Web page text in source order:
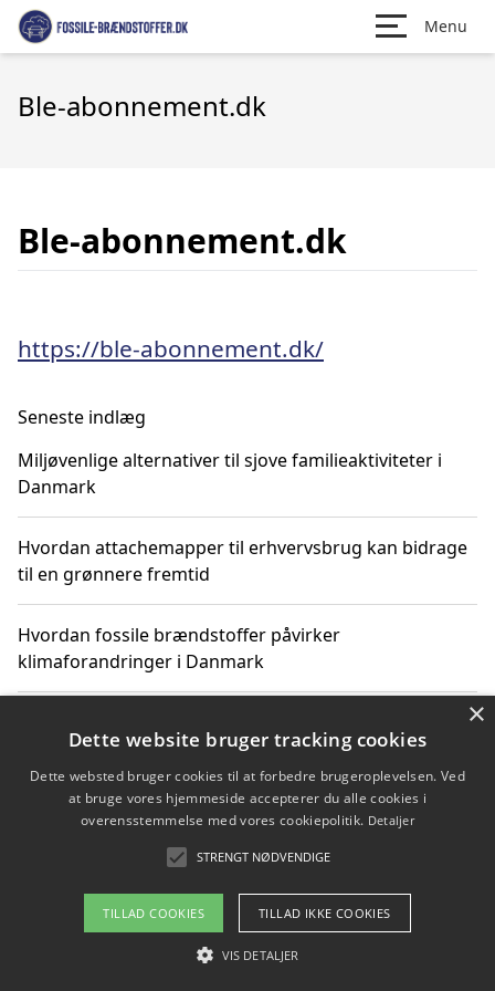
Menu
Ble-abonnement.dk
Ble-abonnement.dk
https://ble-abonnement.dk/
Seneste indlæg
Miljøvenlige alternativer til sjove familieaktiviteter i
Danmark
Hvordan attachemapper til erhvervsbrug kan bidrage
til en grønnere fremtid
Hvordan fossile brændstoffer påvirker
klimaforandringer i Danmark
klimaændringer
Hvordan citater om fossile brændstoffer kan ændre
Copyright 2026 - Pilanto Aps
Om / kontakt
×
Dette website bruger tracking cookies
Dette websted bruger cookies til at forbedre brugeroplevelsen. Ved
at bruge vores hjemmeside accepterer du alle cookies i
overensstemmelse med vores cookiepolitik. Detaljer
STRENGT NØDVENDIGE
TILLAD COOKIES TILLAD IKKE COOKIES
VIS DETALJER